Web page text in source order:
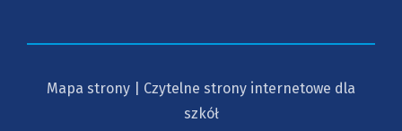
Mapa strony
Czytelne strony internetowe dla
szkół